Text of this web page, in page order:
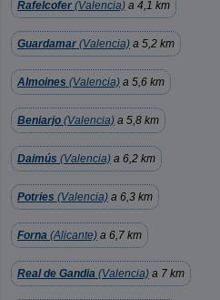
Rafelcofer (Valencia) a 4,1 km
Guardamar (Valencia) a 5,2 km
Almoines (Valencia) a 5,6 km
Beniarjo (Valencia) a 5,8 km
Daimús (Valencia) a 6,2 km
Potries (Valencia) a 6,3 km
Forna (Alicante) a 6,7 km
Real de Gandia (Valencia) a 7 km